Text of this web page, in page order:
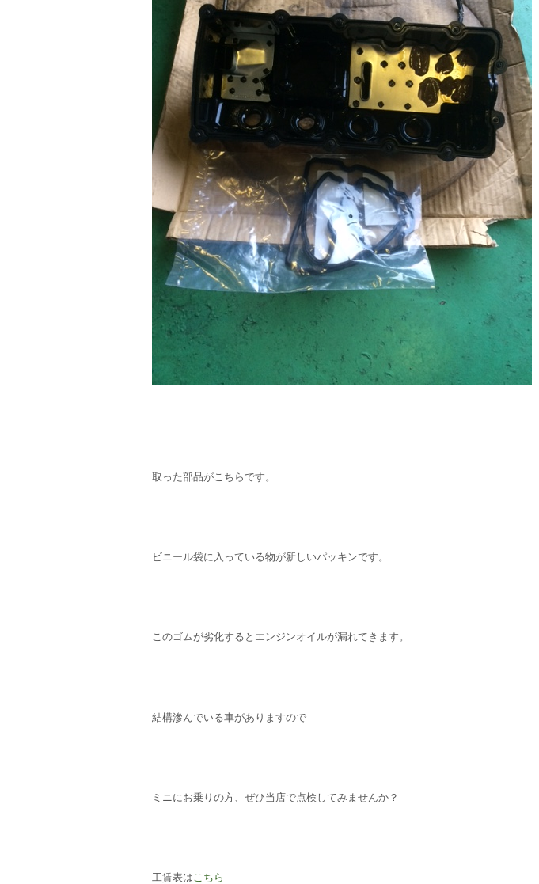
取った部品がこちらです。
ビニール袋に入っている物が新しいパッキンです。
このゴムが劣化するとエンジンオイルが漏れてきます。
結構滲んでいる車がありますので
ミニにお乗りの方、ぜひ当店で点検してみませんか？
工賃表は こちら